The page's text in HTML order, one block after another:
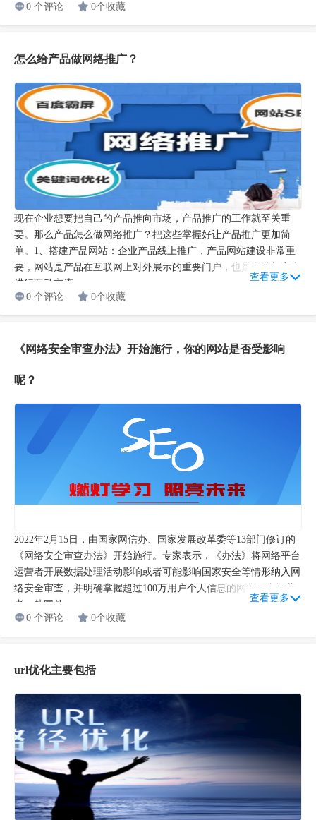
0 个评论
0个收藏
怎么给产品做网络推广？
现在企业想要把自己的产品推向市场，产品推广的工作就至关重
要。那么产品怎么做网络推广？把这些掌握好让产品推广更加简
单。1、搭建产品网站：企业产品线上推广，产品网站建设非常重
要，网站是产品在互联网上对外展示的重要门户，也是企业与客户
进行互动交流...
查看更多
0 个评论
0个收藏
《网络安全审查办法》开始施行，你的网站是否受影响
呢？
2022年2月15日，由国家网信办、国家发展改革委等13部门修订的
《网络安全审查办法》开始施行。专家表示，《办法》将网络平台
运营者开展数据处理活动影响或者可能影响国家安全等情形纳入网
络安全审查，并明确掌握超过100万用户个人信息的网络平台运营
者，赴国外...
查看更多
0 个评论
0个收藏
url优化主要包括